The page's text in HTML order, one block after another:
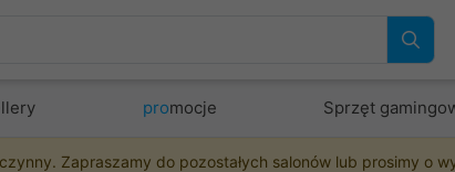
promocje Sprzęt
Zapraszamy do pozostałych salonów lub prosimy o